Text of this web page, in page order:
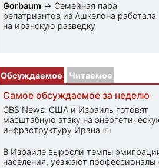
Gorbaum → Семейная пара
репатриантов из Ашкелона работала
на иранскую разведку
Обсуждаемое Читаемое
Самое обсуждаемое за неделю
CBS News: США и Израиль готовят
масштабную атаку на
инфраструктуру Ирана (9)
В Израиле выросли темпы
населения, уезжают профессионалы